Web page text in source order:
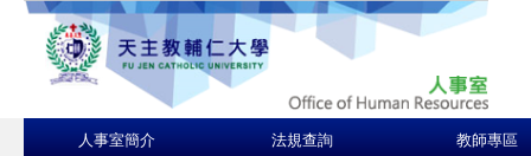
人事室簡介 法規查詢 教師專區